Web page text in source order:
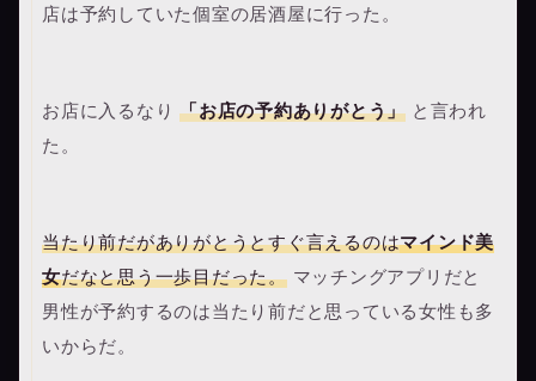
店は予約していた個室の居酒屋に行った。
お店に入るなり 「お店の予約ありがとう」 と言われ
た。
当たり前だがありがとうとすぐ言えるのはマインド美
女だなと思う一歩目だった。マッチングアプリだと
男性が予約するのは当たり前だと思っている女性も多
いからだ。